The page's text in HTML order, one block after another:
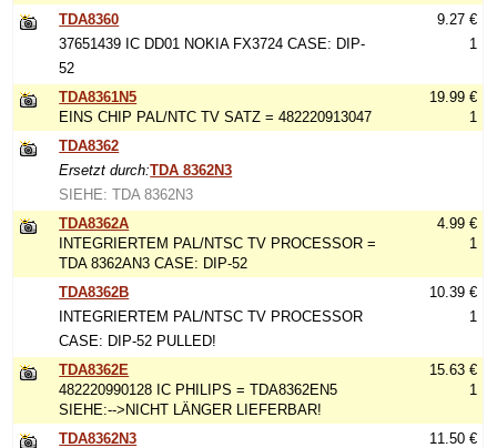
TDA8360
37651439 IC DD01 NOKIA FX3724 CASE: DIP-
52
9.27 €
1
TDA8361N5
EINS CHIP PAL/NTC TV SATZ = 482220913047
19.99 €
1
TDA8362
Ersetzt durch:TDA 8362N3
SIEHE: TDA 8362N3
TDA8362A
INTEGRIERTEM PAL/NTSC TV PROCESSOR =
TDA 8362AN3 CASE: DIP-52
4.99 €
1
TDA8362B
INTEGRIERTEM PAL/NTSC TV PROCESSOR
CASE: DIP-52 PULLED!
10.39 €
1
TDA8362E
482220990128 IC PHILIPS = TDA8362EN5
SIEHE:-->NICHT LÄNGER LIEFERBAR!
15.63 €
1
TDA8362N3
11.50 €